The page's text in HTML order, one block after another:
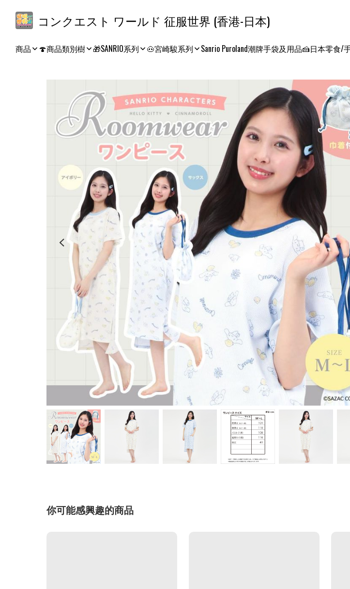
コンクエスト ワールド 征服世界 (香港-日本)
商品 🍄商品類別樹 🎁SANRIO系列 🐽宮崎駿系列 Sanrio Puroland潮牌手袋及用品🍰日本零食/
你可能感興趣的商品